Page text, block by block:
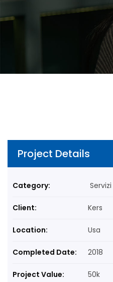
Project Details
Category: Servizi
Client: Kers
Location: Usa
Completed Date: 2018
Project Value: 50k